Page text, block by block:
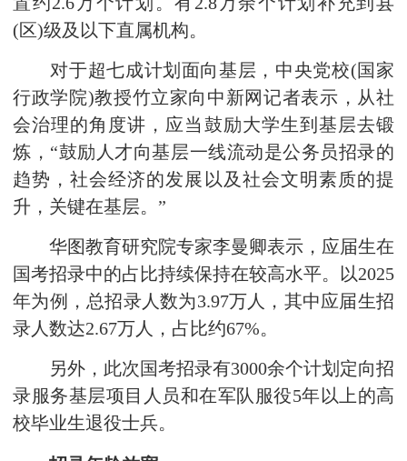
(区)级及以下直属机构。
对于超七成计划面向基层，中央党校(国家
行政学院)教授竹立家向中新网记者表示，从社
会治理的角度讲，应当鼓励大学生到基层去锻
炼，“鼓励人才向基层一线流动是公务员招录的
趋势，社会经济的发展以及社会文明素质的提
升，关键在基层。”
华图教育研究院专家李曼卿表示，应届生在
国考招录中的占比持续保持在较高水平。以2025
年为例，总招录人数为3.97万人，其中应届生招
录人数达2.67万人，占比约67%。
另外，此次国考招录有3000余个计划定向招
录服务基层项目人员和在军队服役5年以上的高
校毕业生退役士兵。